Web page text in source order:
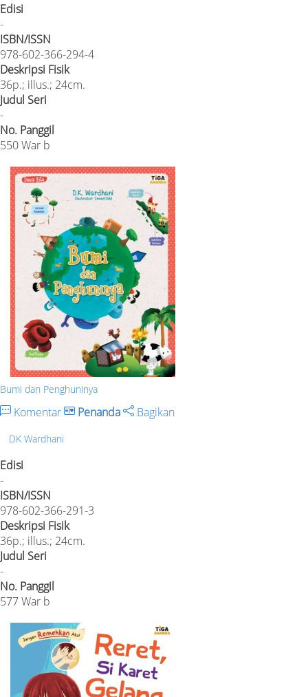
Edisi
-
ISBN/ISSN
978-602-366-294-4
Deskripsi Fisik
36p.; illus.; 24cm.
Judul Seri
-
No. Panggil
550 War b
Bumi dan Penghuninya
Komentar Penanda Bagikan
DK Wardhani
Edisi
-
ISBN/ISSN
978-602-366-291-3
Deskripsi Fisik
36p.; illus.; 24cm.
Judul Seri
-
No. Panggil
577 War b